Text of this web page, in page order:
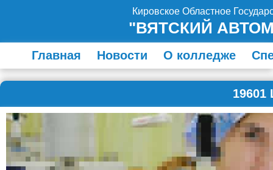
Кировское Областное
"ВЯТСКИЙ
Главная Новости О колледже